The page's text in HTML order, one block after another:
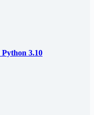
3.10